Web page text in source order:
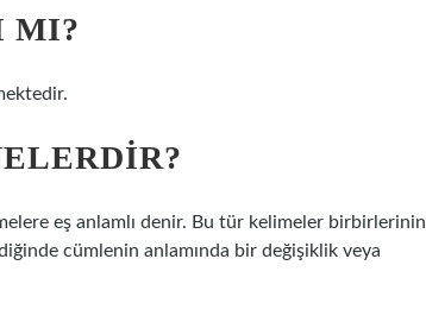
MI?
eş anlamlı denir. Bu tür kelimeler birbirlerinin
cümlenin anlamında bir değişiklik veya